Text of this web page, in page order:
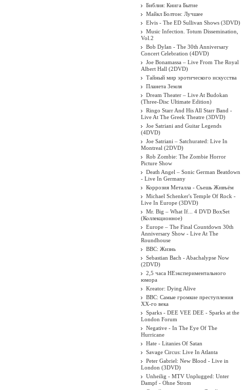
Библия: Книга Бытие
Майкл Болтон: Лучшее
Elvis - The ED Sullivan Shows (3DVD)
Music Infection. Totum Dissemination,
Vol.2
Bob Dylan - The 30th Anniversary
Concert Celebration (4DVD)
Joe Bonamassa – Live From The Royal
Albert Hall (2DVD)
Тайный мир эротического искусства
Планета Земля
Dream Theater ‎– Live At Budokan
(Three-Disc Ultimate Edition)
Ringo Starr And His All Starr Band -
Live At The Greek Theatre (3DVD)
Joe Satriani and Guitar Legends
(4DVD)
Joe Satriani – Satchurated: Live In
Montreal (2DVD)
Rob Zombie: The Zombie Horror
Picture Show
Death Angel ‎– Sonic German Beatdown
- Live In Germany
Коррозия Металла - Съешь Живъём
Michael Schenker's Temple Of Rock -
Live In Europe (3DVD)
Mr. Big – What If... 4 DVD BoxSet
(Коллекционное)
Europe – The Final Countdown 30th
Anniversary Show - Live At The
Roundhouse
BBC: Жизнь
Sebastian Bach - Abachalypse Now
(2DVD)
2,5 часа НЕэкспериментального
юмора
Kreator: Dying Alive
BBC: Самые громкие преступления
XX-го века
Sparks - DEE VEE DEE - Sparks at the
London Forum
Negative - In The Eye Of The
Hurricane
Hate - Litanies Of Satan
Savage Circus: Live In Atlanta
Peter Gabriel: New Blood - Live in
London (3DVD)
Unheilig - MTV Unplugged: Unter
Dampf - Ohne Strom